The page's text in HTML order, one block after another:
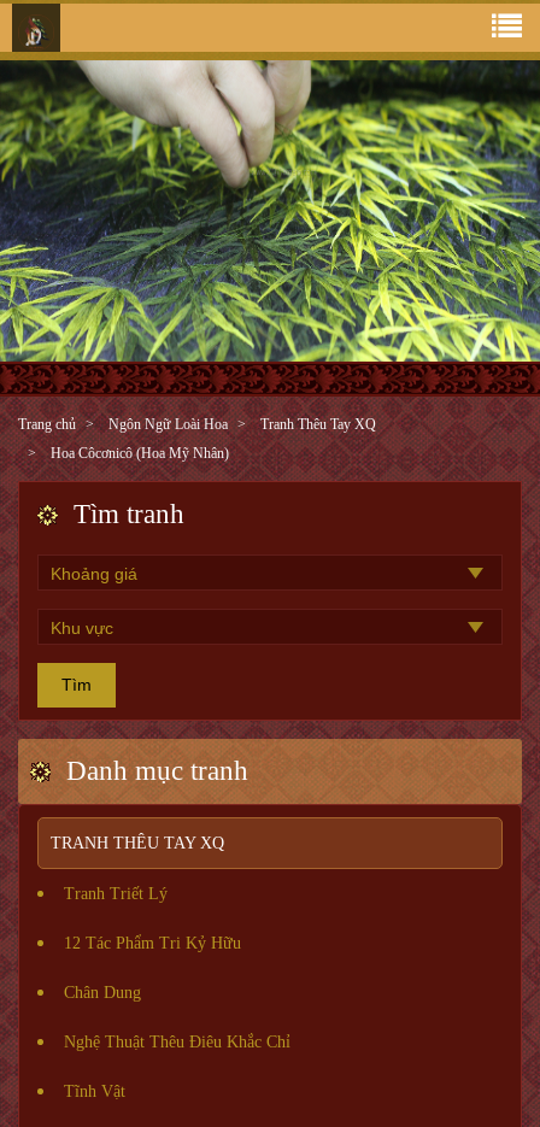
Trang chủ Ngôn Ngữ Loài Hoa
Tranh Thêu Tay XQ
Hoa Côcơnicô (Hoa Mỹ Nhân)
Tìm tranh
Tìm
Danh mục tranh
TRANH THÊU TAY XQ
Tranh Triết Lý
12 Tác Phẩm Tri Kỷ Hữu
Chân Dung
Nghệ Thuật Thêu Điêu Khắc Chỉ
Tĩnh Vật